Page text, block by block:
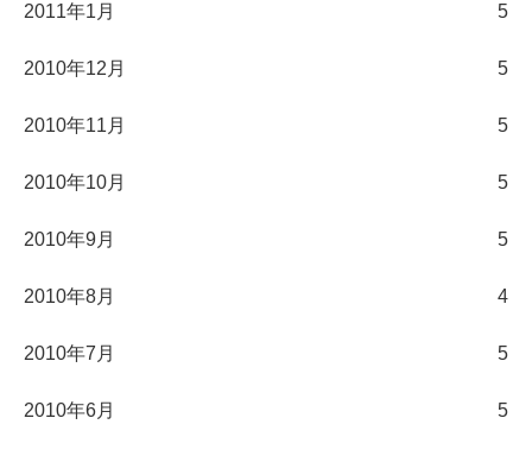
2011年1月 5
2010年12月 5
2010年11月 5
2010年10月 5
2010年9月 5
2010年8月 4
2010年7月 5
2010年6月 5